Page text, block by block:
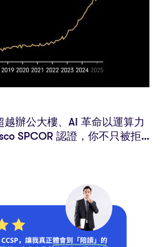
越辦公大樓、AI 革命以運算力
SPCOR 認證，你不只被拒於